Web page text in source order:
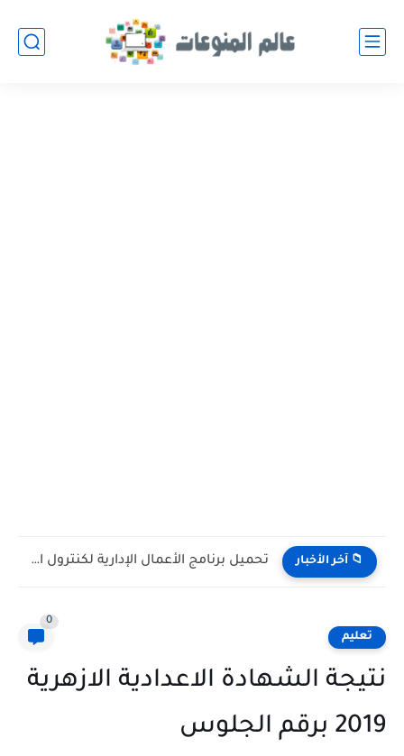
📁 آخر الأخبار تحميل برنامج الأعمال الإدارية لكنترول النقل الأزهري (الابتدائي والإعدادي والثانوي)...
تعليم
0
نتيجة الشهادة الاعدادية الازهرية
2019 برقم الجلوس